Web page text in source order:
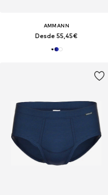
AMMANN
Desde 55,45€